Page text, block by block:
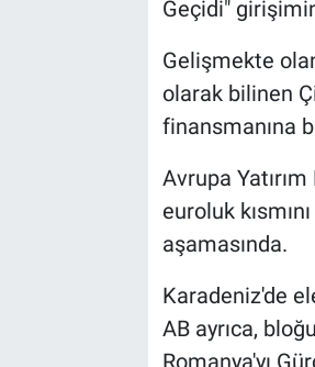
Geçidi"
Gelişmekte
olarak bilinen
finansmanına
Avrupa
euroluk
aşamasında.
Karadeniz'de
AB ayrıca,
Romanya'yı